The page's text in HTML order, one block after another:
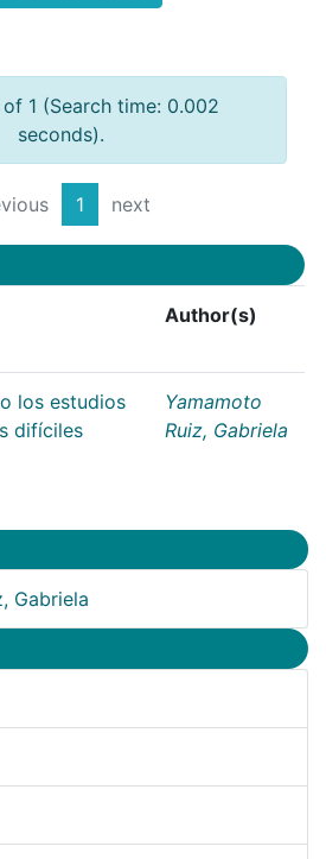
of 1 (Search time: 0.002
seconds).
1 next
Author(s)
los estudios
difíciles
Yamamoto
Ruiz, Gabriela
Gabriela